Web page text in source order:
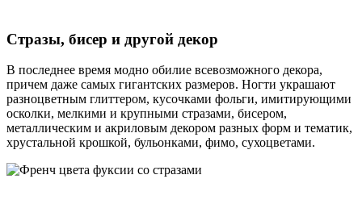
Стразы, бисер и другой декор
В последнее время модно обилие всевозможного декора,
причем даже самых гигантских размеров. Ногти украшают
разноцветным глиттером, кусочками фольги, имитирующими
осколки, мелкими и крупными стразами, бисером,
металлическим и акриловым декором разных форм и тематик,
хрустальной крошкой, бульонками, фимо, сухоцветами.